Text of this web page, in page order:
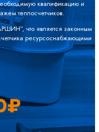
квалификацию и
теплосчетчиков.
что является законным
ресурсоснабжающими